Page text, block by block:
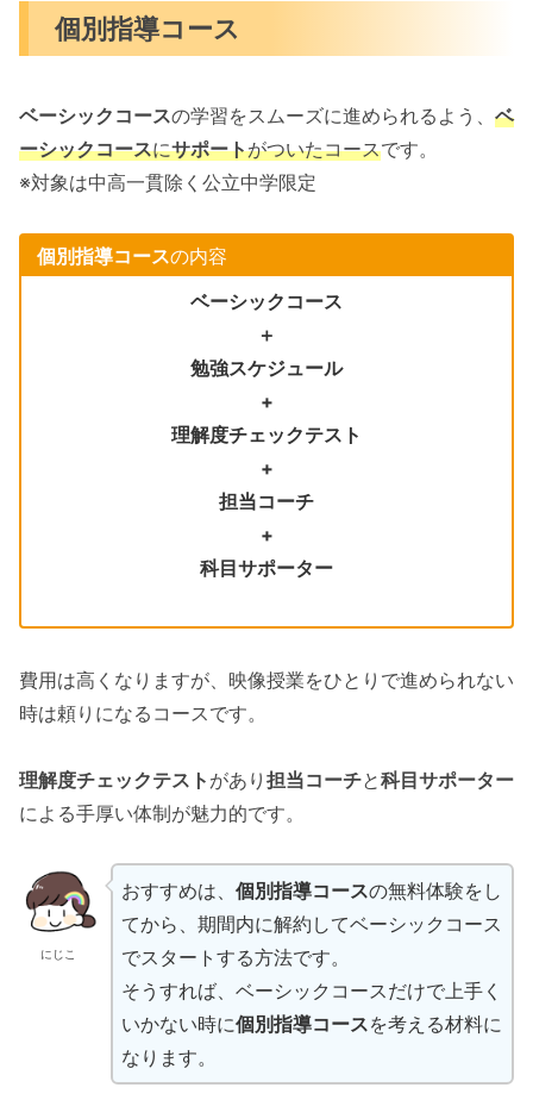
個別指導コース
ベーシックコースの学習をスムーズに進められるよう、 ベ
ーシックコースにサポートがついたコースです。
※対象は中高一貫除く公立中学限定
個別指導コースの内容
ベーシックコース
＋
勉強スケジュール
+
理解度チェックテスト
+
担当コーチ
+
科目サポーター
費用は高くなりますが、映像授業をひとりで進められない
時は頼りになるコースです。
理解度チェックテスト があり 担当コーチと科目サポーター
による手厚い体制が魅力的です。
にじこ
おすすめは、 個別指導コースの無料体験をし
てから、期間内に解約してベーシックコース
でスタートする方法です。
そうすれば、ベーシックコースだけで上手く
いかない時に個別指導コースを考える材料に
なります。